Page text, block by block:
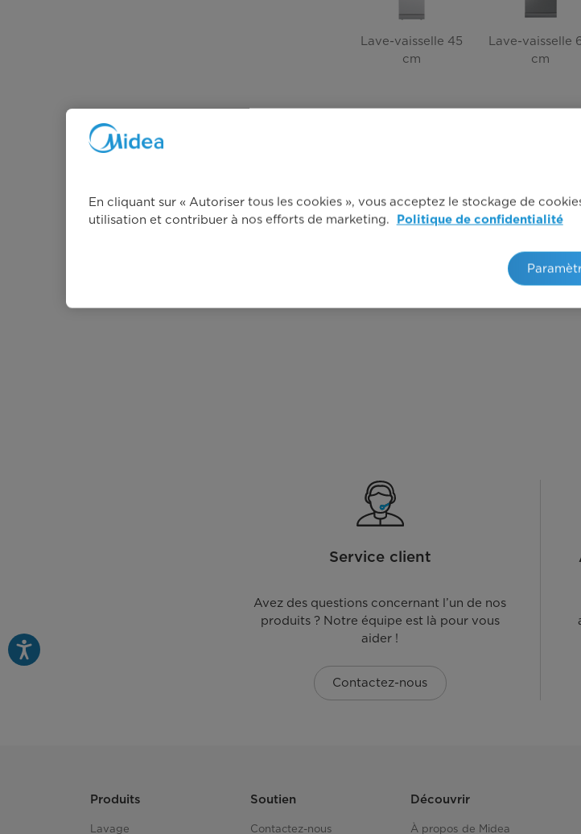
Lave-vaisselle 45
cm
Lave-vaisselle
cm
Service client
Avez des questions concernant l’un de nos
produits ? Notre équipe est là pour vous
aider !
Contactez-nous
Produits
Lavage
Soutien
Contactez-nous
Découvrir
À propos de Midea
En cliquant sur « Autoriser tous les cookies », vous acceptez le stockage de
utilisation et contribuer à nos efforts de marketing.
Politique de confidentialité